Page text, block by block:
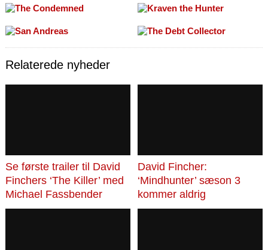
Relaterede nyheder
Se første trailer til David
Finchers ‘The Killer’ med
Michael Fassbender
David Fincher:
‘Mindhunter’ sæson 3
kommer aldrig